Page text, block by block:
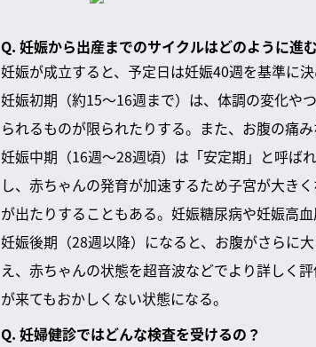
Q. 妊娠から出産までのサイクルはどのように進
妊娠が成立すると、予定日は妊娠40週を基準に
妊娠初期（約15～16週まで）は、体調の変化や
られるものが限られたりする。また、お腹の痛
妊娠中期（16週～28週頃）は「安定期」と呼ば
し、赤ちゃんの発育が加速するため子宮が大き
が出たりすることもある。妊娠糖尿病や妊娠高
妊娠後期（28週以降）になると、お腹がさらに
え、赤ちゃんの状態を超音波などでより詳しく
が来てもおかしくない状態になる。
Q. 妊婦健診ではどんな検査を受けるの？